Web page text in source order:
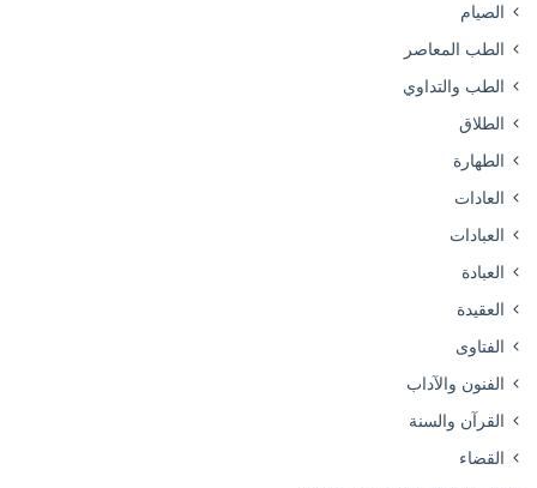
الصيام
الطب المعاصر
الطب والتداوي
الطلاق
الطهارة
العادات
العبادات
العبادة
العقيدة
الفتاوى
الفنون والآداب
القرآن والسنة
القضاء